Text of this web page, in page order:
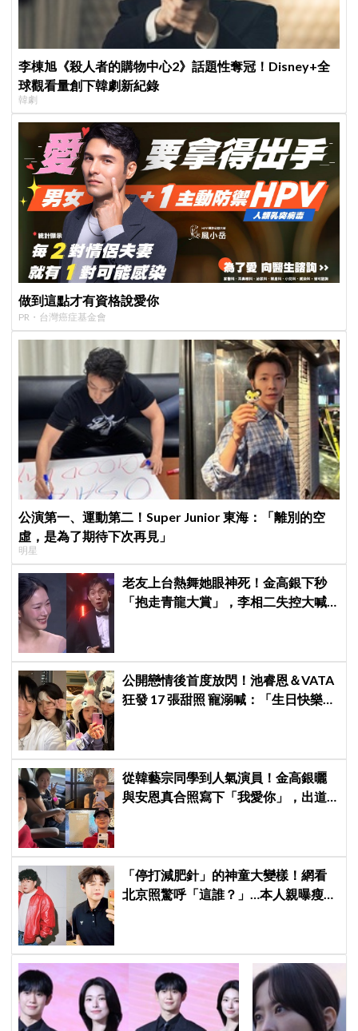
李棟旭《殺人者的購物中心2》話題性奪冠！Disney+全
球觀看量創下韓劇新紀錄
韓劇
做到這點才有資格說愛你
PR・台灣癌症基金會
公演第一、運動第二！Super Junior 東海：「離別的空
虛，是為了期待下次再見」
明星
老友上台熱舞她眼神死！金高銀下秒
「抱走青龍大賞」，李相二失控大喊
公開戀情後首度放閃！池睿恩＆VATA
狂發 17 張甜照 寵溺喊：「生日快樂我
從韓藝宗同學到人氣演員！金高銀曬
與安恩真合照寫下「我愛你」，出道
「停打減肥針」的神童大變樣！網看
北京照驚呼「這誰？」…本人親曝瘦下